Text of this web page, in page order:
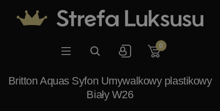
0
Britton Aquas Syfon Umywalkowy plastikowy
Biały W26